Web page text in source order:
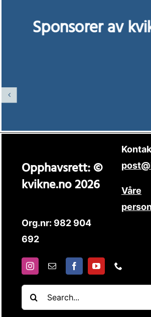
Sponsorer av
Opphavsrett: ©
kvikne.no 2026
Org.nr: 982 904
692
Våre
Søk
etter: